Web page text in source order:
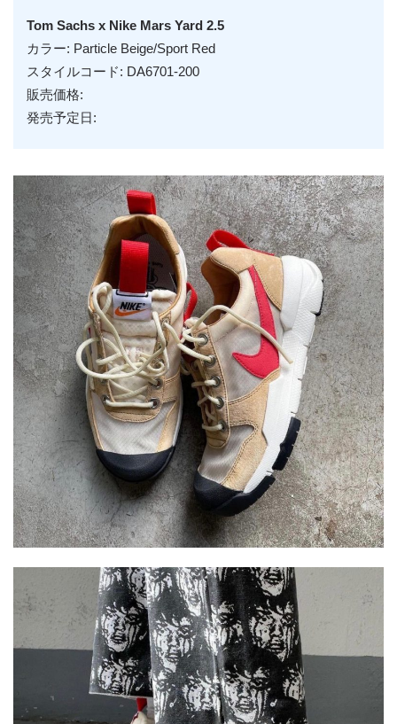
Tom Sachs x Nike Mars Yard 2.5
カラー: Particle Beige/Sport Red
スタイルコード: DA6701-200
販売価格:
発売予定日: